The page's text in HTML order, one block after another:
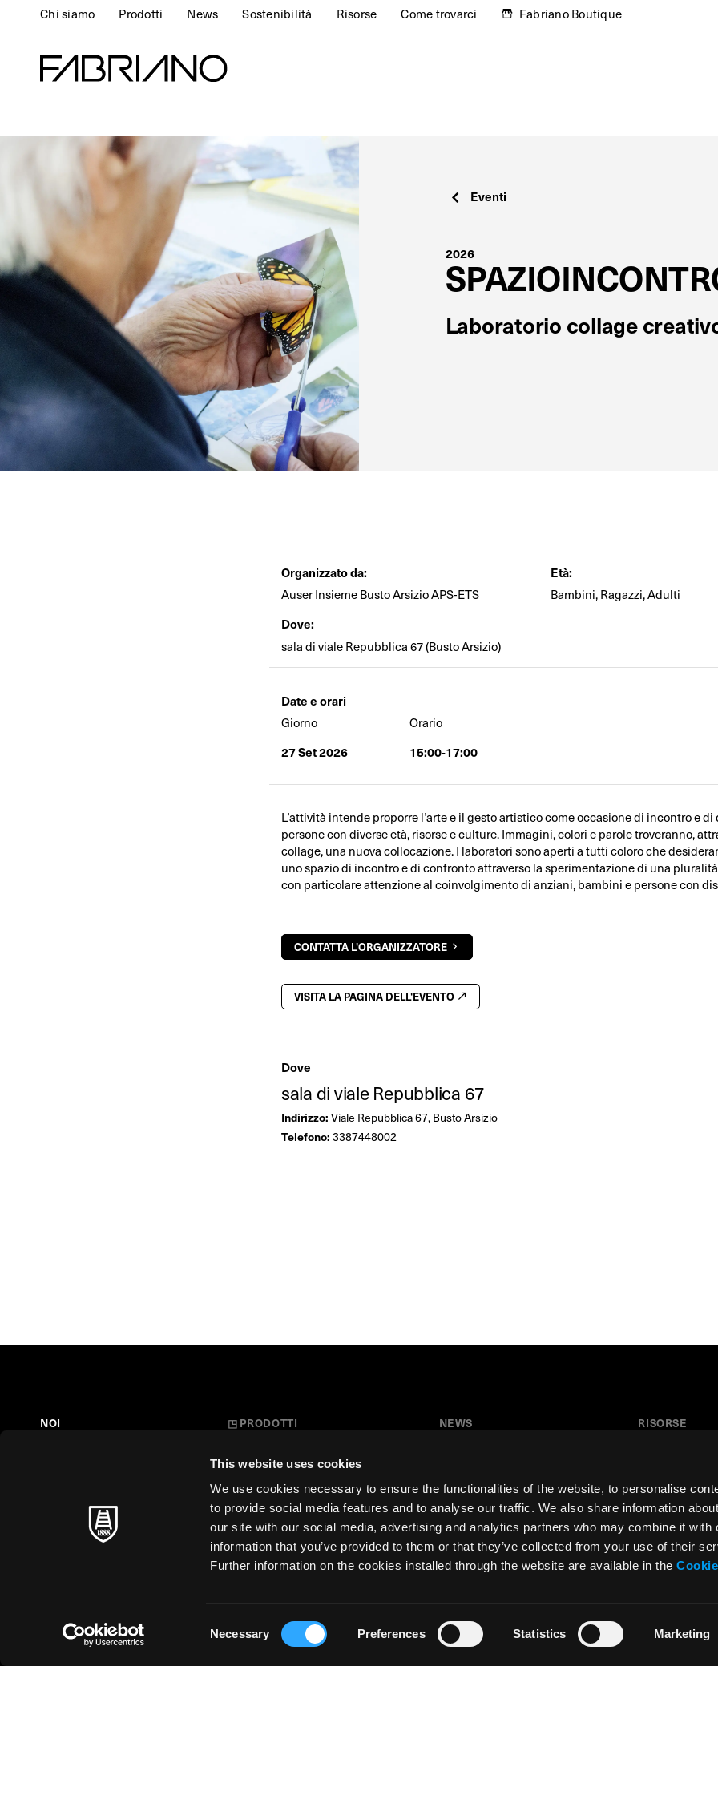
This website uses cookies
We use cookies necessary to ensure the functionalities of the website, to personalise
to provide social media features and to analyse our traffic. We also share information
our site with our social media, advertising and analytics partners who may combine it with
information that you’ve provided to them or that they’ve collected from your use of their
Further information on the cookies installed through the website are available in the
Necessary Preferences Statistics Marketing
Chi siamo Prodotti News Sostenibilità Risorse Come trovarci Fabriano Boutique
Eventi
2026
Laboratorio collage
Organizzato da:
Auser Insieme Busto Arsizio APS-ETS
Età:
Bambini, Ragazzi, Adulti
Dove:
sala di viale Repubblica 67 (Busto Arsizio)
Date e orari
Giorno Orario
27 Set 2026 15:00-17:00
L’attività intende proporre l’arte e il gesto artistico come occasione di incontro e di
persone con diverse età, risorse e culture. Immagini, colori e parole troveranno,
collage, una nuova collocazione. I laboratori sono aperti a tutti coloro che
uno spazio di incontro e di confronto attraverso la sperimentazione di una
con particolare attenzione al coinvolgimento di anziani, bambini e persone con
CONTATTA L'ORGANIZZATORE
VISITA LA PAGINA DELL'EVENTO
Dove
sala di viale Repubblica 67
Indirizzo: Viale Repubblica 67, Busto Arsizio
Telefono: 3387448002
NOI
MAESTRI SENZA TEMPO
◳ PRODOTTI
Carte Creative
Cartoleria
Stampa d'Arte
NEWS
Collaborazioni
Festival del Disegno
Residenza d’artista
RISORSE
Download
Area